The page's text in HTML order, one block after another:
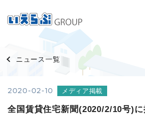
ニュース一覧
2020-02-10 メディア掲載
全国賃貸住宅新聞(2020/2/10号)